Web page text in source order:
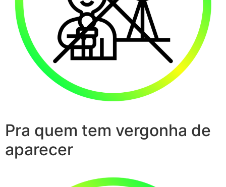
Pra quem tem vergonha de
aparecer